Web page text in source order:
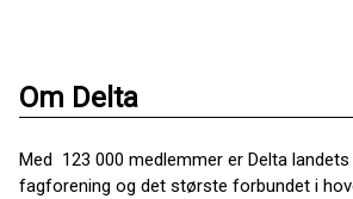
Om Delta
Med 123 000 medlemmer er Delta
fagforening og det største forbundet i